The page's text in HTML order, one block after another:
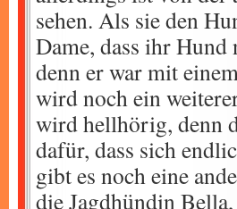
sehen. Als sie den
Dame, dass ihr Hund
denn er war mit
wird noch ein
wird hellhörig, denn
dafür, dass sich
gibt es noch eine
die Jagdhündin